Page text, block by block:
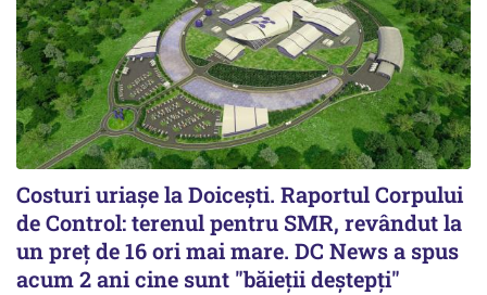
Costuri uriaşe la Doiceşti. Raportul Corpului
de Control: terenul pentru SMR, revândut la
un preţ de 16 ori mai mare. DC News a spus
acum 2 ani cine sunt "băieţii deştepţi"